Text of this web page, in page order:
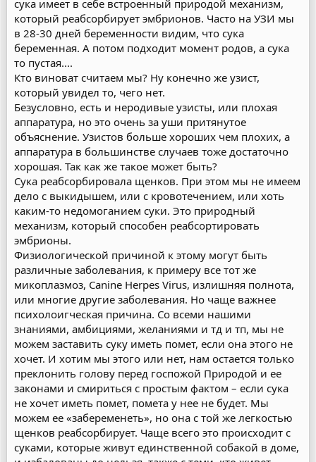
сука имеет в себе встроенный природой механизм,
который реабсорбирует эмбрионов. Часто на УЗИ мы
в 28-30 дней беременности видим, что сука
беременная. А потом подходит момент родов, а сука
то пустая....
Кто виноват считаем мы? Ну конечно же узист,
который увидел то, чего нет.
Безусловно, есть и неродивые узисты, или плохая
аппаратура, но это очень за уши притянутое
объяснение. Узистов больше хороших чем плохих, а
аппаратура в большинстве случаев тоже достаточно
хорошая. Так как же такое может быть?
Сука реабсорбировала щенков. При этом мы не имеем
дело с выкидышем, или с кровотечением, или хоть
каким-то недомоганием суки. Это природный
механизм, который способен реабсортировать
эмбрионы.
Физиологической причиной к этому могут быть
различные заболевания, к примеру все тот же
микоплазмоз, Canine Herpes Virus, излишняя полнота,
или многие другие заболевания. Но чаще важнее
психолоигческая причина. Со всеми нашими
знаниями, амбициями, желаниями и тд и тп, мы не
можем заставить суку иметь помет, если она этого не
хочет. И хотим мы этого или нет, нам остается только
преклонить голову перед госпожой Природой и ее
законами и смириться с простым фактом – если сука
не хочет иметь помет, помета у нее не будет. Мы
можем ее «забеременеть», но она с той же легкостью
щенков реабсорбирует. Чаще всего это происходит с
суками, которые живут единственной собакой в доме,